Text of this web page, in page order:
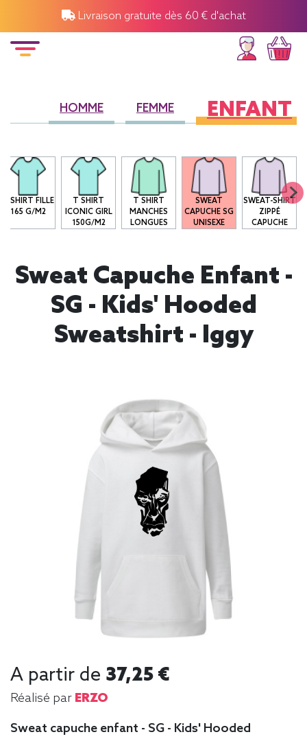
Livraison gratuite dès 60 € d'achat
HOMME FEMME ENFANT
T-SHIRT FILLE
165 G/M2
T SHIRT
ICONIC GIRL
150G/M2
T SHIRT
MANCHES
LONGUES
SWEAT
CAPUCHE SG
UNISEXE
SWEAT-SHIRT
ZIPPÉ
CAPUCHE
Sweat Capuche Enfant -
SG - Kids' Hooded
Sweatshirt - Iggy
A partir de 37,25 €
Réalisé par ERZO
Sweat capuche enfant - SG - Kids' Hooded